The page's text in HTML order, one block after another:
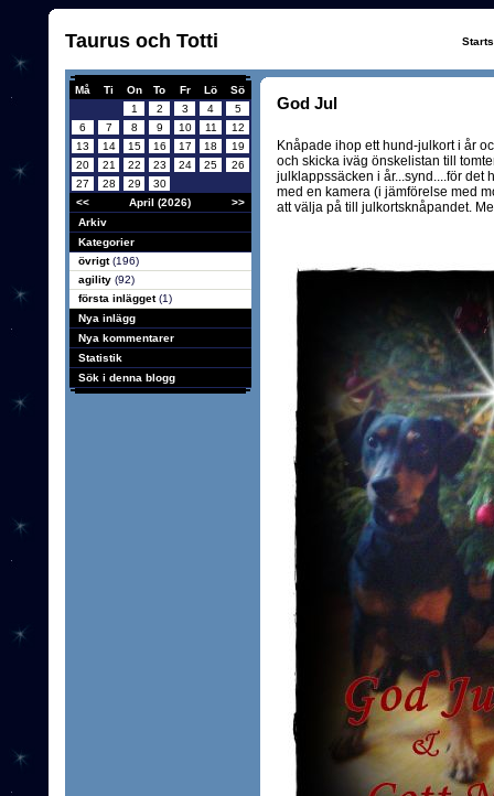
Taurus och Totti
Må Ti On To Fr Lö
Sö
1
2 3 4
5
6
7 8 9 10 11
12
13
14 15 16 17 18
19
20
21 22 23 24 25
26
27
28 29
30
<<
April (2026)
>>
Arkiv
Kategorier
övrigt(196)
agility (92)
första inlägget(1)
Nya inlägg
Nya kommentarer
Statistik
Sök i denna blogg
God Jul
Knåpade ihop ett hund-julkort i år
och skicka iväg önskelistan till
julklappssäcken i år...synd....för det
med en kamera (i jämförelse med
att välja på till julkortsknåpandet.